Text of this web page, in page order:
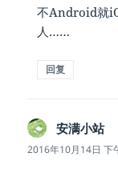
不Android就
人……
回复
安满小站说
2016年10月14日 下